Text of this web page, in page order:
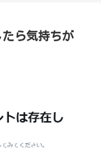
ら気持ちが